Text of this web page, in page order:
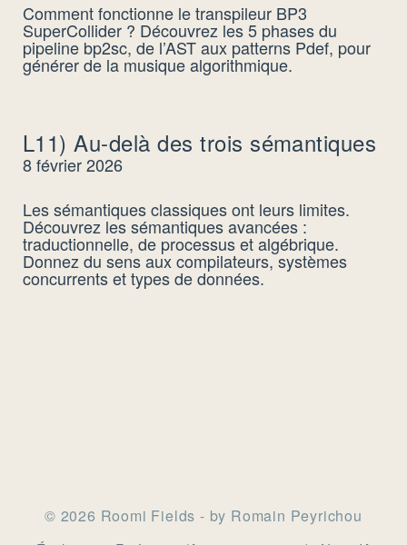
Comment fonctionne le transpileur BP3
SuperCollider ? Découvrez les 5 phases du
pipeline bp2sc, de l’AST aux patterns Pdef, pour
générer de la musique algorithmique.
L11) Au-delà des trois sémantiques
8 février 2026
Les sémantiques classiques ont leurs limites.
Découvrez les sémantiques avancées :
traductionnelle, de processus et algébrique.
Donnez du sens aux compilateurs, systèmes
concurrents et types de données.
© 2026 Roomi Fields - by Romain Peyrichou